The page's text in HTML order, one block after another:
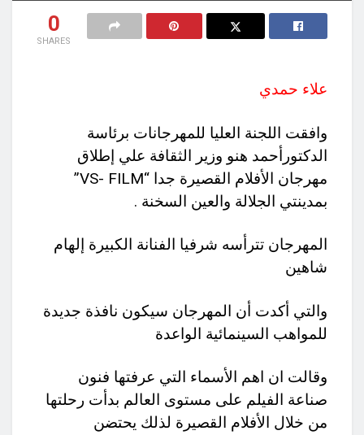
0
SHARES
علاء حمدي
وافقت اللجنة العليا للمهرجانات برئاسة
الدكتورأحمد هنو وزير الثقافة علي إطلاق
مهرجان الأفلام القصيرة جدا “VS- FILM”
بمدينتي الجلالة والعين السخنة .
المهرجان تترأسه شرفيا الفنانة الكبيرة إلهام
شاهين
والتي أكدت أن المهرجان سيكون نافذة جديدة
للمواهب السينمائية الواعدة
وقالت ان اهم الأسماء التي عرفتها فنون
صناعة الفيلم على مستوى العالم بدأت رحلتها
من خلال الأفلام القصيرة لذلك يحتضن